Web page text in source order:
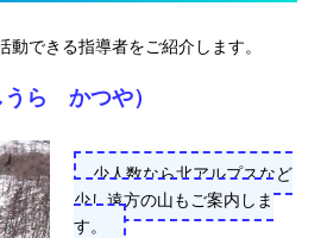
できる指導者をご紹介します。
ら かつや）
少人数なら北アルプスなど
少し遠方の山もご案内しま
す。